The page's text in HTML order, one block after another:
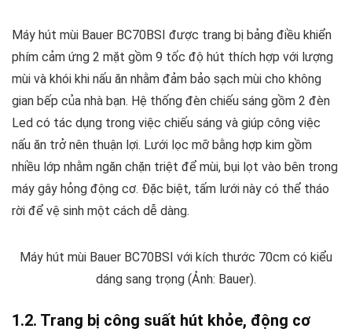
Máy hút mùi Bauer BC70BSI được trang bị bảng điều khiển
phím cảm ứng 2 mặt gồm 9 tốc độ hút thích hợp với lượng
mùi và khói khi nấu ăn nhằm đảm bảo sạch mùi cho không
gian bếp của nhà bạn. Hệ thống đèn chiếu sáng gồm 2 đèn
Led có tác dụng trong việc chiếu sáng và giúp công việc
nấu ăn trở nên thuận lợi. Lưới lọc mỡ bằng hợp kim gồm
nhiều lớp nhằm ngăn chặn triệt để mùi, bụi lọt vào bên trong
máy gây hỏng động cơ. Đặc biệt, tấm lưới này có thể tháo
rời để vệ sinh một cách dễ dàng.
Máy hút mùi Bauer BC70BSI với kích thước 70cm có kiểu
dáng sang trọng (Ảnh: Bauer).
1.2. Trang bị công suất hút khỏe, động cơ